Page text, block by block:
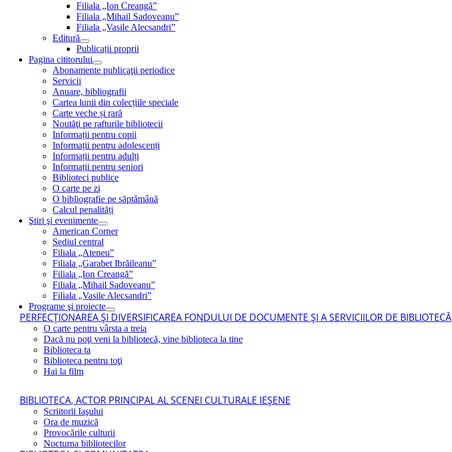
Filiala „Ion Creangă”
Filiala „Mihail Sadoveanu”
Filiala „Vasile Alecsandri”
Editură
Publicații proprii
Pagina cititorului
Abonamente publicaţii periodice
Servicii
Anuare, bibliografii
Cartea lunii din colecțiile speciale
Carte veche și rară
Noutăţi pe rafturile bibliotecii
Informații pentru copii
Informații pentru adolescenți
Informații pentru adulți
Informații pentru seniori
Biblioteci publice
O carte pe zi
O bibliografie pe săptămână
Calcul penalități
Ştiri şi evenimente
American Corner
Sediul central
Filiala „Ateneu”
Filiala „Garabet Ibrăileanu”
Filiala „Ion Creangă”
Filiala „Mihail Sadoveanu”
Filiala „Vasile Alecsandri”
Programe şi proiecte
PERFECŢIONAREA ŞI DIVERSIFICAREA FONDULUI DE DOCUMENTE ŞI A SERVICIILOR DE BIBLIOTECĂ
O carte pentru vârsta a treia
Dacă nu poţi veni la bibliotecă, vine biblioteca la tine
Biblioteca ta
Biblioteca pentru toţi
Hai la film
BIBLIOTECA, ACTOR PRINCIPAL AL SCENEI CULTURALE IEŞENE
Scriitorii Iaşului
Ora de muzică
Provocările culturii
Nocturna bibliotecilor